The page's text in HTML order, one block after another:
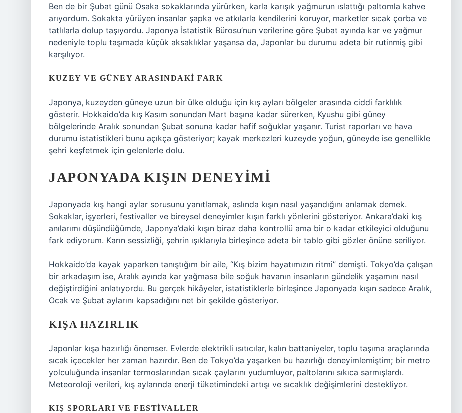
Ben de bir Şubat günü Osaka sokaklarında yürürken, karla karışık yağmurun ıslattığı paltomla kahve
arıyordum. Sokakta yürüyen insanlar şapka ve atkılarla kendilerini koruyor, marketler sıcak çorba ve
tatlılarla dolup taşıyordu. Japonya İstatistik Bürosu’nun verilerine göre Şubat ayında kar ve yağmur
nedeniyle toplu taşımada küçük aksaklıklar yaşansa da, Japonlar bu durumu adeta bir rutinmiş gibi
karşılıyor.
KUZEY VE GÜNEY ARASINDAKI FARK
Japonya, kuzeyden güneye uzun bir ülke olduğu için kış ayları bölgeler arasında ciddi farklılık
gösterir. Hokkaido’da kış Kasım sonundan Mart başına kadar sürerken, Kyushu gibi güney
bölgelerinde Aralık sonundan Şubat sonuna kadar hafif soğuklar yaşanır. Turist raporları ve hava
durumu istatistikleri bunu açıkça gösteriyor; kayak merkezleri kuzeyde yoğun, güneyde ise genellikle
şehri keşfetmek için gelenlerle dolu.
JAPONYADA KIŞIN DENEYIMI
Japonyada kış hangi aylar sorusunu yanıtlamak, aslında kışın nasıl yaşandığını anlamak demek.
Sokaklar, işyerleri, festivaller ve bireysel deneyimler kışın farklı yönlerini gösteriyor. Ankara’daki kış
anılarımı düşündüğümde, Japonya’daki kışın biraz daha kontrollü ama bir o kadar etkileyici olduğunu
fark ediyorum. Karın sessizliği, şehrin ışıklarıyla birleşince adeta bir tablo gibi gözler önüne seriliyor.
Hokkaido’da kayak yaparken tanıştığım bir aile, “Kış bizim hayatımızın ritmi” demişti. Tokyo’da çalışan
bir arkadaşım ise, Aralık ayında kar yağmasa bile soğuk havanın insanların gündelik yaşamını nasıl
değiştirdiğini anlatıyordu. Bu gerçek hikâyeler, istatistiklerle birleşince Japonyada kışın sadece Aralık,
Ocak ve Şubat aylarını kapsadığını net bir şekilde gösteriyor.
KIŞA HAZIRLIK
Japonlar kışa hazırlığı önemser. Evlerde elektrikli ısıtıcılar, kalın battaniyeler, toplu taşıma araçlarında
sıcak içecekler her zaman hazırdır. Ben de Tokyo’da yaşarken bu hazırlığı deneyimlemiştim; bir metro
yolculuğunda insanlar termoslarından sıcak çaylarını yudumluyor, paltolarını sıkıca sarmışlardı.
Meteoroloji verileri, kış aylarında enerji tüketimindeki artışı ve sıcaklık değişimlerini destekliyor.
KIŞ SPORLARI VE FESTIVALLER